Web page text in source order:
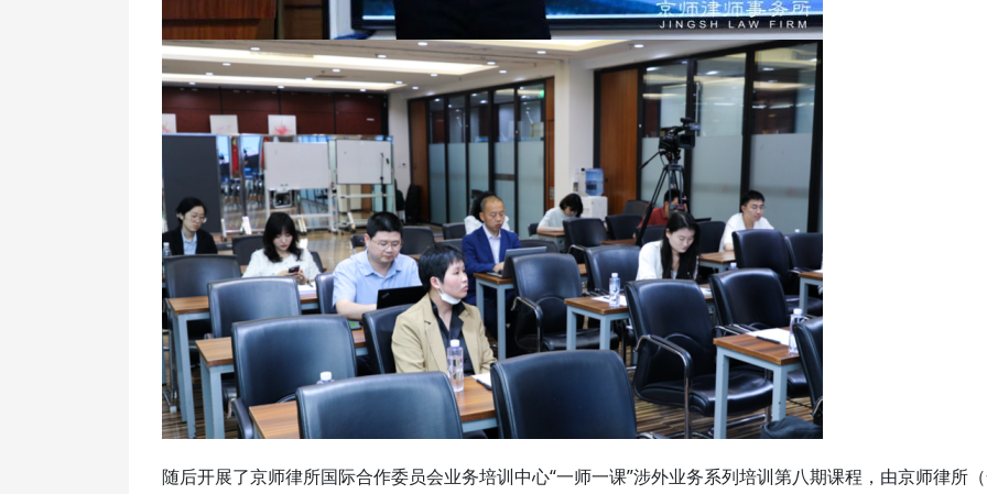
随后开展了京师律所国际合作委员会业务培训中心“一师一课”涉外业务系列培训第八期课程，由京师律所